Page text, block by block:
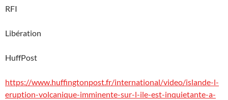
RFI
Libération
HuffPost
https://www.huffingtonpost.fr/international/video/islande-l-
eruption-volcanique-imminente-sur-l-ile-est-inquietante-a-